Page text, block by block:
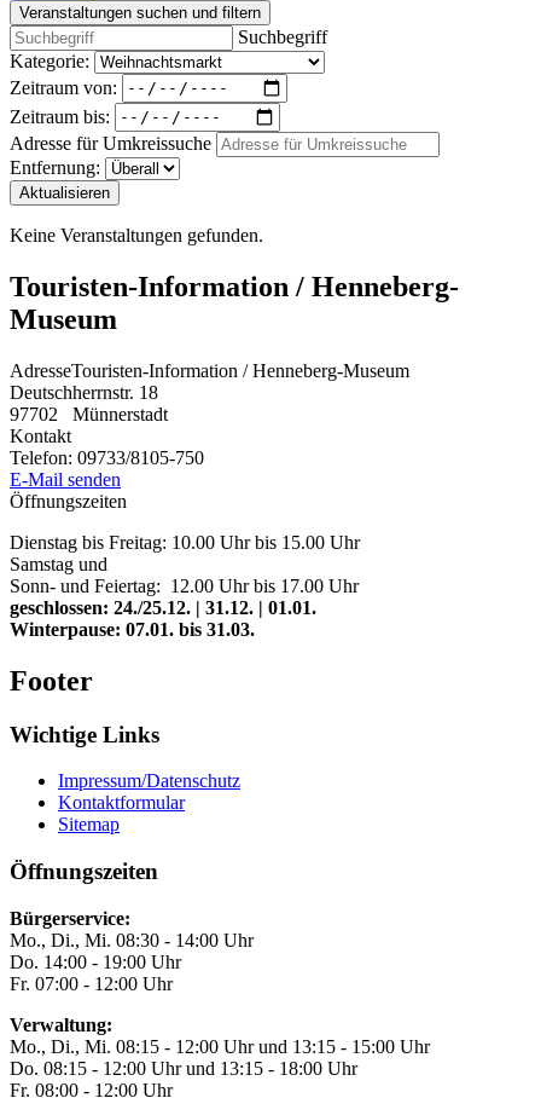
Veranstaltungen suchen und filtern
Suchbegriff
Kategorie:
Zeitraum von:
Zeitraum bis:
Adresse für Umkreissuche
Entfernung:
Aktualisieren
Keine Veranstaltungen gefunden.
Touristen-Information / Henneberg-
Museum
AdresseTouristen-Information / Henneberg-Museum
Deutschherrnstr. 18
97702
Münnerstadt
Kontakt
Telefon: 09733/8105-750
E-Mail senden
Öffnungszeiten
Dienstag bis Freitag: 10.00 Uhr bis 15.00 Uhr
Samstag und
Sonn- und Feiertag: 12.00 Uhr bis 17.00 Uhr
geschlossen: 24./25.12. | 31.12. | 01.01.
Winterpause: 07.01. bis 31.03.
Footer
Wichtige Links
Impressum/Datenschutz
Kontaktformular
Sitemap
Öffnungszeiten
Bürgerservice:
Mo., Di., Mi. 08:30 - 14:00 Uhr
Do. 14:00 - 19:00 Uhr
Fr. 07:00 - 12:00 Uhr
Verwaltung:
Mo., Di., Mi. 08:15 - 12:00 Uhr und 13:15 - 15:00 Uhr
Do. 08:15 - 12:00 Uhr und 13:15 - 18:00 Uhr
Fr. 08:00 - 12:00 Uhr